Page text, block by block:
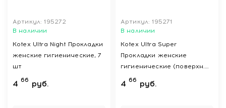
Артикул: 195272
В наличии
Kotex Ultra Night Прокладки
женские гигиенические, 7
шт
4 66 руб.
Артикул: 195271
В наличии
Kotex Ultra Super
Прокладки женские
гигиенические (поверхн.
сеточка), 8 шт
4 66 руб.